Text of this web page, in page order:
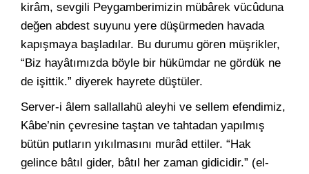
kirâm, sevgili Peygamberimizin mübârek vücûduna
değen abdest suyunu yere düşürmeden havada
kapışmaya başladılar. Bu durumu gören müşrikler,
“Biz hayâtımızda böyle bir hükümdar ne gördük ne
de işittik.” diyerek hayrete düştüler.
Server-i âlem sallallahü aleyhi ve sellem efendimiz,
Kâbe’nin çevresine taştan ve tahtadan yapılmış
bütün putların yıkılmasını murâd ettiler. “Hak
gelince bâtıl gider, bâtıl her zaman gidicidir.” (el-